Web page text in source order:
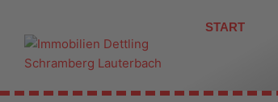
springen
START